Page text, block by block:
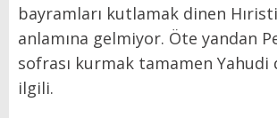
bayramları kutlamak dinen
anlamına gelmiyor. Öte yandan
sofrası kurmak tamamen
ilgili.